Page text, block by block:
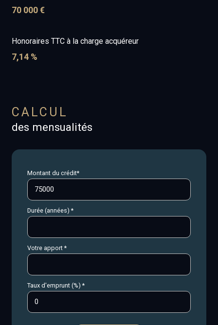
70 000 €
Honoraires TTC à la charge acquéreur
7,14 %
CALCUL
des mensualités
Montant du crédit*
Durée (années) *
Votre apport *
Taux d'emprunt (%) *